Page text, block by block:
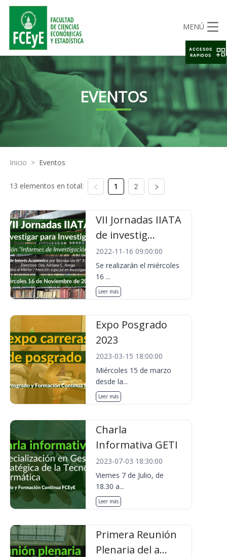
MENÚ
EVENTOS
Inicio > Eventos
13 elementos en total: 1 2
VII Jornadas IIATA
de investig...
2022-11-16 09:00:00
Se realizarán el miércoles
16 ...
Leer más
Expo Posgrado
2023
2023-03-15 18:00:00
Miércoles 15 de marzo
desde la...
Leer más
Charla
Informativa GETI
2023-07-03 18:30:00
Viernes 7 de Julio, de
18.30 a...
Leer más
Primera Reunión
Plenaria del a...
ACCESOS
RAPIDOS